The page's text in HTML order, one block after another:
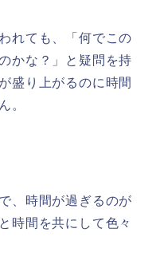
れても、「何でこの
かな？」と疑問を持
盛り上がるのに時間
。
、時間が過ぎるのが
時間を共にして色々